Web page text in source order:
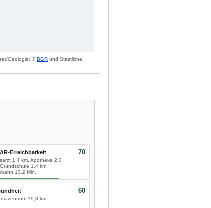
Geologie: ©BGR und Staatliche
Erreichbarkeit
1,4 km, Apotheke 2,0
1,4 km,
13,2 Min.
70
19,8 km
60